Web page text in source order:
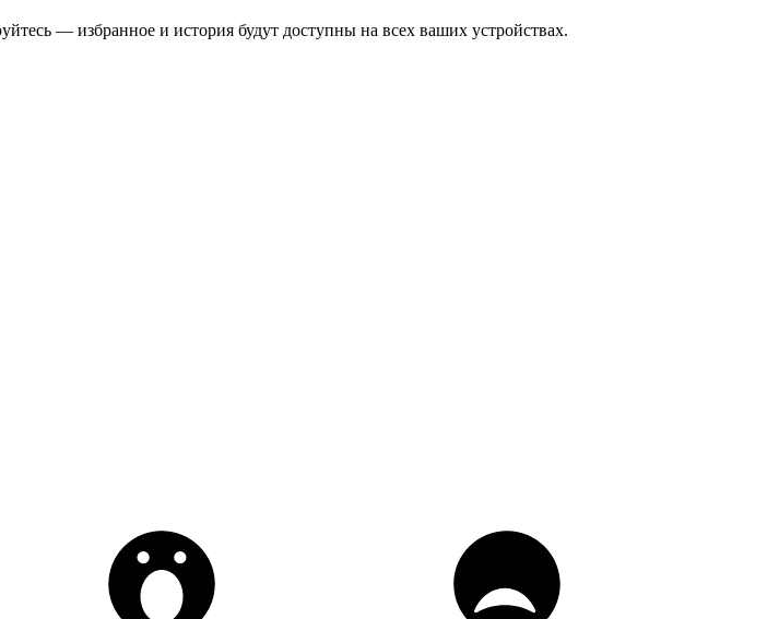
— избранное и история будут доступны на всех ваших устройствах.